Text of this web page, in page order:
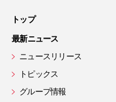
トップ
最新ニュース
ニュースリリース
トピックス
グループ情報